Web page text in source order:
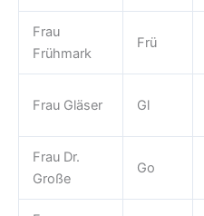
Frau
Frühmark
Frü
Frau Gläser Gl
Frau Dr.
Große
Go